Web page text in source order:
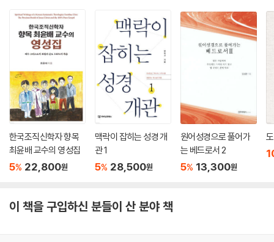
5. 주제 파악 훈련의 설교에의 적용
한국조직신학자 향목
최윤배 교수의 영성집
5% 22,800원
맥락이 잡히는 성경 개
관 1
5% 28,500원
원어성경으로 풀어가
는 베드로서 2
5% 13,300원
이 책을 구입하신 분들이 산 분야 책